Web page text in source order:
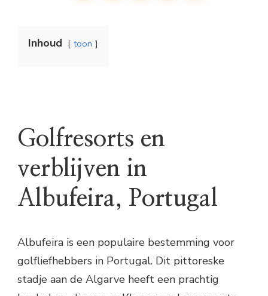
Inhoud toon
Golfresorts en
verblijven in
Albufeira, Portugal
Albufeira is een populaire bestemming voor
golfliefhebbers in Portugal. Dit pittoreske
stadje aan de Algarve heeft een prachtig